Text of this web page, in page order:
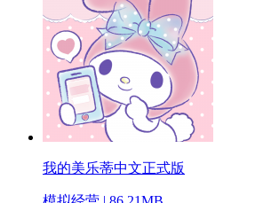
我的美乐蒂中文正式版